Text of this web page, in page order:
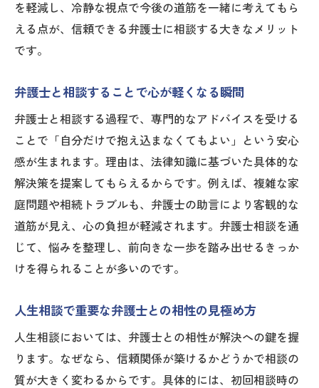
を軽減し、冷静な視点で今後の道筋を一緒に考えてもら
える点が、信頼できる弁護士に相談する大きなメリット
です。
弁護士と相談することで心が軽くなる瞬間
弁護士と相談する過程で、専門的なアドバイスを受ける
ことで「自分だけで抱え込まなくてもよい」という安心
感が生まれます。理由は、法律知識に基づいた具体的な
解決策を提案してもらえるからです。例えば、複雑な家
庭問題や相続トラブルも、弁護士の助言により客観的な
道筋が見え、心の負担が軽減されます。弁護士相談を通
じて、悩みを整理し、前向きな一歩を踏み出せるきっか
けを得られることが多いのです。
人生相談で重要な弁護士との相性の見極め方
人生相談においては、弁護士との相性が解決への鍵を握
ります。なぜなら、信頼関係が築けるかどうかで相談の
質が大きく変わるからです。具体的には、初回相談時の